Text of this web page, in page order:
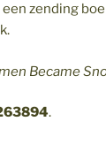
zending
Became
.